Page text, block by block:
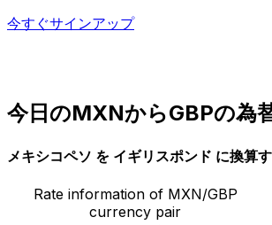
今すぐサインアップ
今日のMXNからGBPの為
メキシコペソ を イギリスポンド に換算
Rate information of MXN/GBP
currency pair